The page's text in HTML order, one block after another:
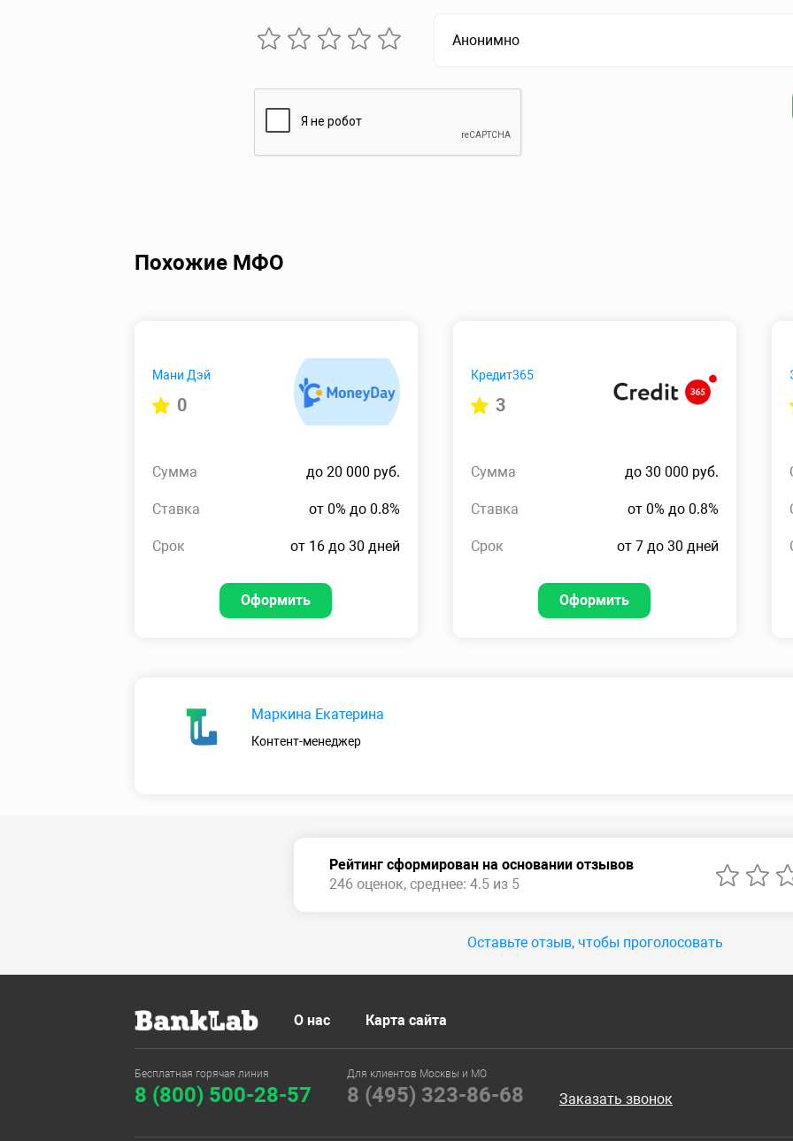
Похожие МФО
Мани Дэй
0
Сумма до 20 000 руб.
Ставка от 0% до 0.8%
Срок от 16 до 30 дней
Оформить
Кредит365
3
Сумма до 30 000 руб.
Ставка от 0% до 0.8%
Срок от 7 до 30 дней
Оформить
Маркина Екатерина
Контент-менеджер
Рейтинг сформирован на основании отзывов
246 оценок, среднее: 4.5 из 5
Оставьте отзыв, чтобы проголосовать
О нас Карта сайта
Бесплатная горячая линия
8 (800) 500-28-57
Для клиентов Москвы и МО
8 (495) 323-86-68 Заказать звонок